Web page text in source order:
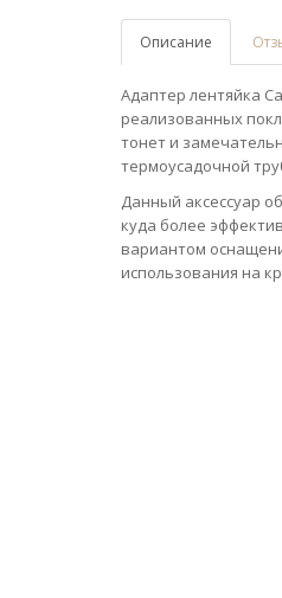
Описание
Адаптер лентяйка
реализованных
тонет и
термоусадочной
Данный аксессуар
куда более
вариантом
использования на